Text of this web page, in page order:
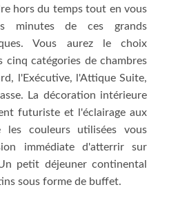
hors du temps tout en vous
minutes de ces grands
Vous aurez le choix
cinq catégories de chambres
l'Exécutive, l'Attique Suite,
La décoration intérieure
futuriste et l'éclairage aux
les couleurs utilisées vous
immédiate d'atterrir sur
petit déjeuner continental
sous forme de buffet.